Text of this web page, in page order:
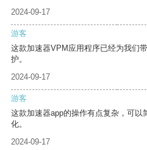
2024-09-17
游客
这款加速器VPM应用程序已经为我们
护。
2024-09-17
游客
这款加速器app的操作有点复杂，可
化。
2024-09-17